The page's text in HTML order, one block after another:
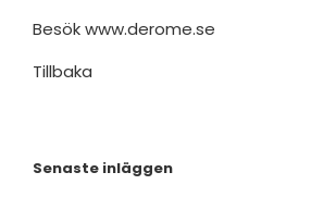
Besökwww.derome.se
Tillbaka
Senaste inläggen